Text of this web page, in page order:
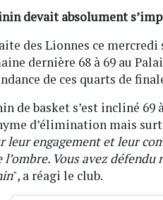
devait absolument
des Lionnes ce
dernière 68 à 69 au
de ces quarts de
de basket s’est incliné 69
d’élimination mais
leur engagement et leur
Vous avez
", a réagi le club.